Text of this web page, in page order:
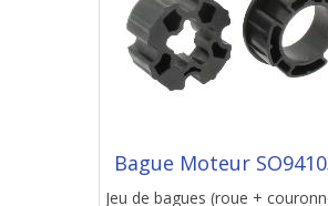
Bague Moteur
Jeu de bagues (roue +